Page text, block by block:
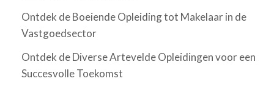
Ontdek de Boeiende Opleiding tot Makelaar in de
Vastgoedsector
Ontdek de Diverse Artevelde Opleidingen voor een
Succesvolle Toekomst